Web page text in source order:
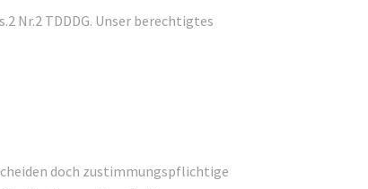
Nr.2 TDDDG. Unser berechtigtes
doch zustimmungspflichtige